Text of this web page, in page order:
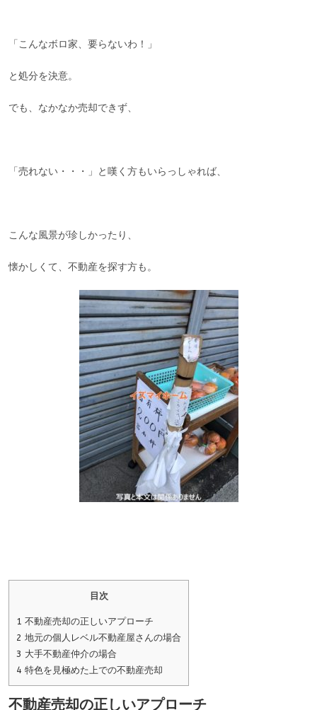
「こんなボロ家、要らないわ！」
と処分を決意。
でも、なかなか売却できず、
「売れない・・・」と嘆く方もいらっしゃれば、
こんな風景が珍しかったり、
懐かしくて、不動産を探す方も。
目次
1 不動産売却の正しいアプローチ
2 地元の個人レベル不動産屋さんの場合
3 大手不動産仲介の場合
4 特色を見極めた上での不動産売却
不動産売却の正しいアプローチ